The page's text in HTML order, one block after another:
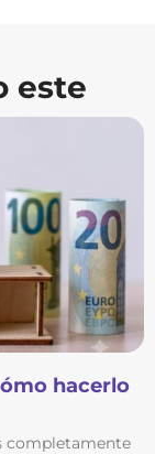
este
hacerlo
completamente